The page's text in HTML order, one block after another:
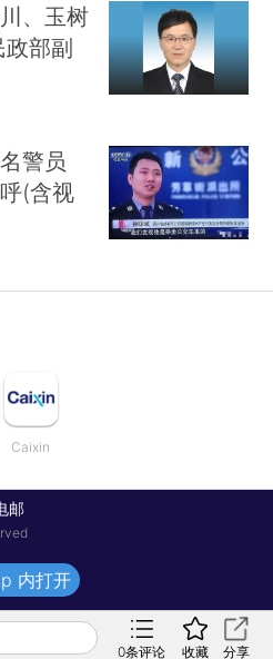
、玉树
部副
警员
(含视
Caixin
邮
0条评论 收藏 分享
内打开